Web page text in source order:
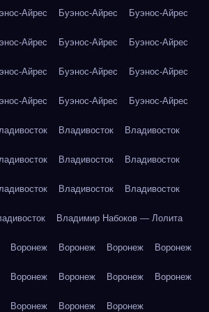
Айрес Буэнос-Айрес Буэнос-Айрес
Айрес Буэнос-Айрес Буэнос-Айрес
Айрес Буэнос-Айрес Буэнос-Айрес
Айрес Буэнос-Айрес Буэнос-Айрес
Владивосток Владивосток
Владивосток Владивосток
Владивосток Владивосток
Владимир Набоков — Лолита
Воронеж Воронеж Воронеж Воронеж
Воронеж Воронеж Воронеж Воронеж
Воронеж Воронеж Воронеж